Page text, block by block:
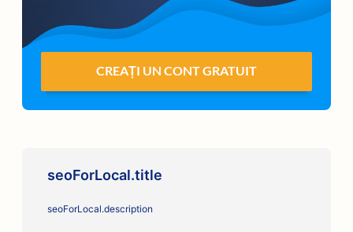
CREAȚI UN CONT GRATUIT
seoForLocal.title
seoForLocal.description